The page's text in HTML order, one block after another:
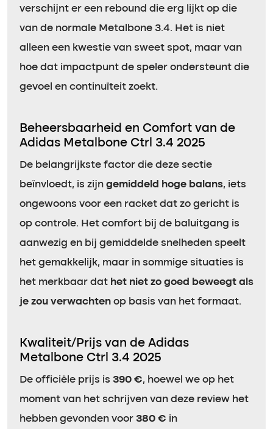
verschijnt er een rebound die erg lijkt op die
van de normale Metalbone 3.4. Het is niet
alleen een kwestie van sweet spot, maar van
hoe dat impactpunt de speler ondersteunt die
gevoel en continuïteit zoekt.
Beheersbaarheid en Comfort van de
Adidas Metalbone Ctrl 3.4 2025
De belangrijkste factor die deze sectie
beïnvloedt, is zijn gemiddeld hoge balans, iets
ongewoons voor een racket dat zo gericht is
op controle. Het comfort bij de baluitgang is
aanwezig en bij gemiddelde snelheden speelt
het gemakkelijk, maar in sommige situaties is
het merkbaar dat het niet zo goed beweegt als
je zou verwachten op basis van het formaat.
Kwaliteit/Prijs van de Adidas
Metalbone Ctrl 3.4 2025
De officiële prijs is 390 €, hoewel we op het
moment van het schrijven van deze review het
hebben gevonden voor 380 € in